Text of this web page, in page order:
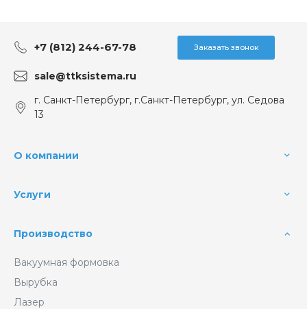
+7 (812) 244-67-78 Заказать звонок
sale@ttksistema.ru
г. Санкт-Петербург, г.Санкт-Петербург, ул. Седова
13
О компании
Услуги
Производство
Вакуумная формовка
Вырубка
Лазер